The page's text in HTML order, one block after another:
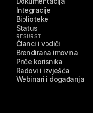
Integracije
Biblioteke
Status
RESURSI
Članci i vodiči
Brendirana imovina
Priče korisnika
Radovi i izvješća
Webinari i događanja